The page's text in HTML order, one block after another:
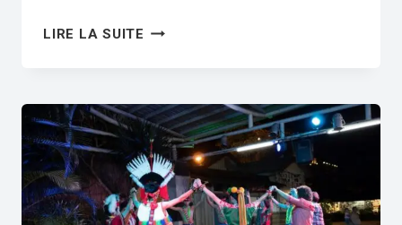
LIRE LA SUITE TAIWAN’S
ELEMENTARY
ESL
READING
WORKSHEET
PDF